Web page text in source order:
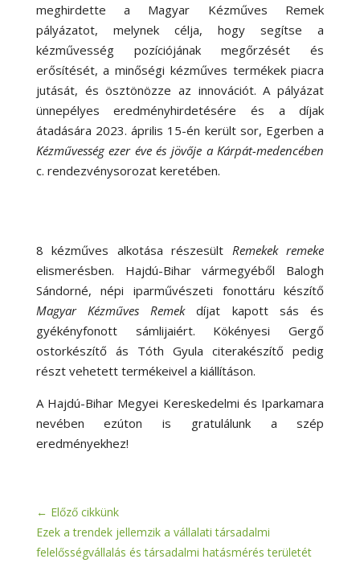
meghirdette a Magyar Kézműves Remek
pályázatot, melynek célja, hogy segítse a
kézművesség pozíciójának megőrzését és
erősítését, a minőségi kézműves termékek piacra
jutását, és ösztönözze az innovációt. A pályázat
ünnepélyes eredményhirdetésére és a díjak
átadására 2023. április 15-én került sor, Egerben a
Kézművesség ezer éve és jövője a Kárpát-medencében
c. rendezvénysorozat keretében.
8 kézműves alkotása részesült Remekek remeke
elismerésben. Hajdú-Bihar vármegyéből Balogh
Sándorné, népi iparművészeti fonottáru készítő
Magyar Kézműves Remekdíjat kapott sás és
gyékényfonott sámlijaiért. Kökényesi Gergő
ostorkészítő ás Tóth Gyula citerakészítő pedig
részt vehetett termékeivel a kiállításon.
A Hajdú-Bihar Megyei Kereskedelmi és Iparkamara
nevében ezúton is gratulálunk a szép
eredményekhez!
← Előző cikkünk
Ezek a trendek jellemzik a vállalati társadalmi
felelősségvállalás és társadalmi hatásmérés területét